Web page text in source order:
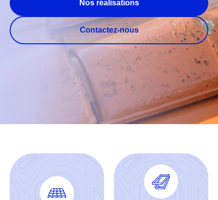
Nos réalisations
Contactez-nous